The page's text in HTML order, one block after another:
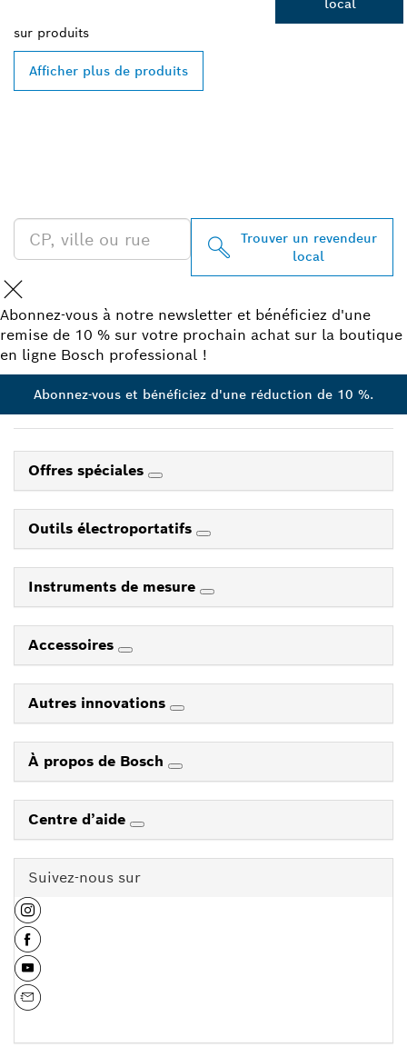
local
sur produits
Afficher plus de produits
Trouver un revendeur
local
Abonnez-vous à notre newsletter et bénéficiez d'une
remise de 10 % sur votre prochain achat sur la boutique
en ligne Bosch professional !
Abonnez-vous et bénéficiez d'une réduction de 10 %.
Offres spéciales
Outils électroportatifs
Instruments de mesure
Accessoires
Autres innovations
À propos de Bosch
Centre d’aide
Suivez-nous sur